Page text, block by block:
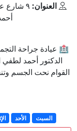
العنوان:
٩
🏥 عيادة جراحة
الدكتور أحمد
القوام نحت الجسم
السبت الأحد